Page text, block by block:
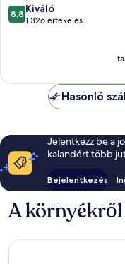
városközpont
8.8
ennyiből:
8,8 Kiváló
1 326 értékelés
Hasonló
Jelentkezz be a
kalandért több
Bejelentkezés
A környékről